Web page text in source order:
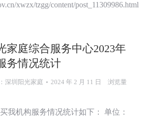
xwzx/tzgg/content/post_11309986.html
家庭综合服务中心2023年
务情况统计
深圳阳光家庭 2024 年 2 月 11 日
浏览量
我机构服务情况统计如下： 单位：